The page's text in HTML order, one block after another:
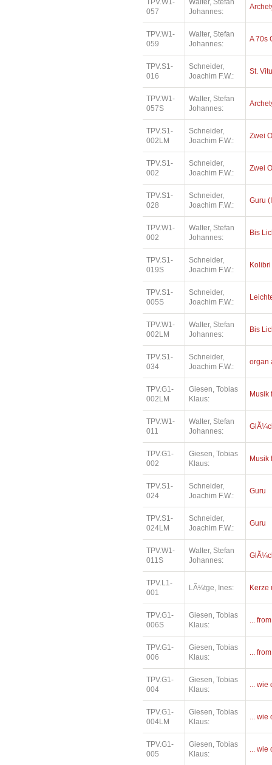
TPV.W1-
057
Walter, Stefan
Johannes:
TPV.W1-
059
Walter, Stefan
Johannes:
A 70s
TPV.S1-
016
Schneider,
Joachim F.W.:
St.
TPV.W1-
057S
Walter, Stefan
Johannes:
TPV.S1-
002LM
Schneider,
Joachim F.W.:
Zwei
TPV.S1-
002
Schneider,
Joachim F.W.:
Zwei
TPV.S1-
028
Schneider,
Joachim F.W.:
Guru
TPV.W1-
002
Walter, Stefan
Johannes:
Bis
TPV.S1-
019S
Schneider,
Joachim F.W.:
Kolibri
TPV.S1-
005S
Schneider,
Joachim F.W.:
TPV.W1-
002LM
Walter, Stefan
Johannes:
Bis
TPV.S1-
034
Schneider,
Joachim F.W.:
organ
TPV.G1-
002LM
Giesen, Tobias
Klaus:
Musik
TPV.W1-
011
Walter, Stefan
Johannes:
TPV.G1-
002
Giesen, Tobias
Klaus:
Musik
TPV.S1-
024
Schneider,
Joachim F.W.:
Guru
TPV.S1-
024LM
Schneider,
Joachim F.W.:
Guru
TPV.W1-
011S
Walter, Stefan
Johannes:
TPV.L1-
001
LÃ¼tge, Ines: Kerze
TPV.G1-
006S
Giesen, Tobias
Klaus:
...
TPV.G1-
006
Giesen, Tobias
Klaus:
...
TPV.G1-
004
Giesen, Tobias
Klaus:
... wie
TPV.G1-
004LM
Giesen, Tobias
Klaus:
... wie
TPV.G1-
005
Giesen, Tobias
Klaus:
... wie